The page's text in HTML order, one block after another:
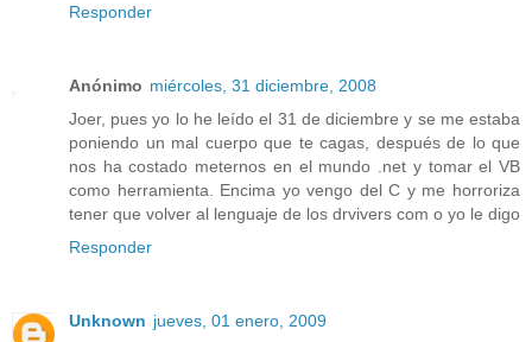
Responder
Anónimo miércoles, 31 diciembre, 2008
Joer, pues yo lo he leído el 31 de diciembre y se me estaba
poniendo un mal cuerpo que te cagas, después de lo que
nos ha costado meternos en el mundo .net y tomar el VB
como herramienta. Encima yo vengo del C y me horroriza
tener que volver al lenguaje de los drvivers com o yo le digo
Responder
Unknown jueves, 01 enero, 2009